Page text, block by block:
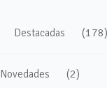
Destacadas (178)
Novedades (2)